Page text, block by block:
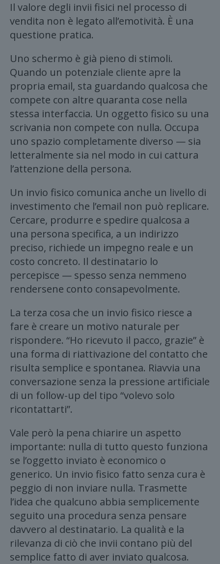
Il valore degli invii fisici nel processo di
vendita non è legato all’emotività. È una
questione pratica.
Uno schermo è già pieno di stimoli.
Quando un potenziale cliente apre la
propria email, sta guardando qualcosa che
compete con altre quaranta cose nella
stessa interfaccia. Un oggetto fisico su una
scrivania non compete con nulla. Occupa
uno spazio completamente diverso — sia
letteralmente sia nel modo in cui cattura
l’attenzione della persona.
Un invio fisico comunica anche un livello di
investimento che l’email non può replicare.
Cercare, produrre e spedire qualcosa a
una persona specifica, a un indirizzo
preciso, richiede un impegno reale e un
costo concreto. Il destinatario lo
percepisce — spesso senza nemmeno
rendersene conto consapevolmente.
La terza cosa che un invio fisico riesce a
fare è creare un motivo naturale per
rispondere. “Ho ricevuto il pacco, grazie” è
una forma di riattivazione del contatto che
risulta semplice e spontanea. Riavvia una
conversazione senza la pressione artificiale
di un follow-up del tipo “volevo solo
ricontattarti”.
Vale però la pena chiarire un aspetto
importante: nulla di tutto questo funziona
se l’oggetto inviato è economico o
generico. Un invio fisico fatto senza cura è
peggio di non inviare nulla. Trasmette
l’idea che qualcuno abbia semplicemente
seguito una procedura senza pensare
davvero al destinatario. La qualità e la
rilevanza di ciò che invii contano più del
semplice fatto di aver inviato qualcosa.